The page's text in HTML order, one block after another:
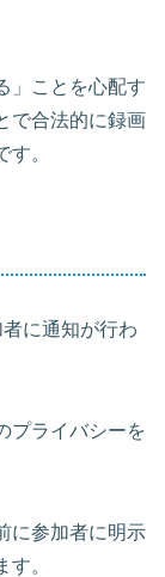
」ことを心配す
で合法的に録画
。
に通知が行わ
プライバシーを
に参加者に明示
。